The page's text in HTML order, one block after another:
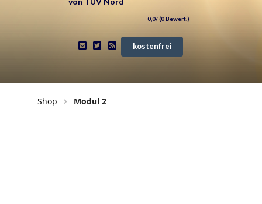
0,0/ (0Bewert.)
kostenfrei
Shop Modul 2